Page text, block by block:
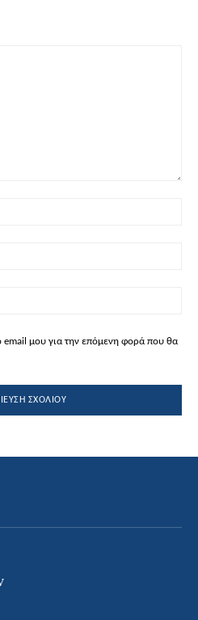
email μου για την επόμενη φορά που θα